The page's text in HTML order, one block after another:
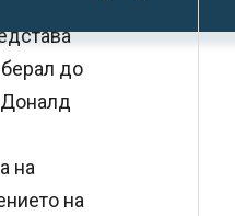
до
Доналд
на
на